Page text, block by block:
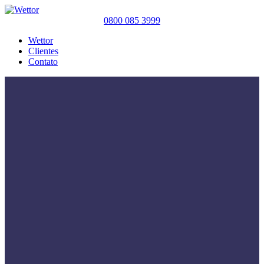
0800 085 3999
Wettor
Clientes
Contato